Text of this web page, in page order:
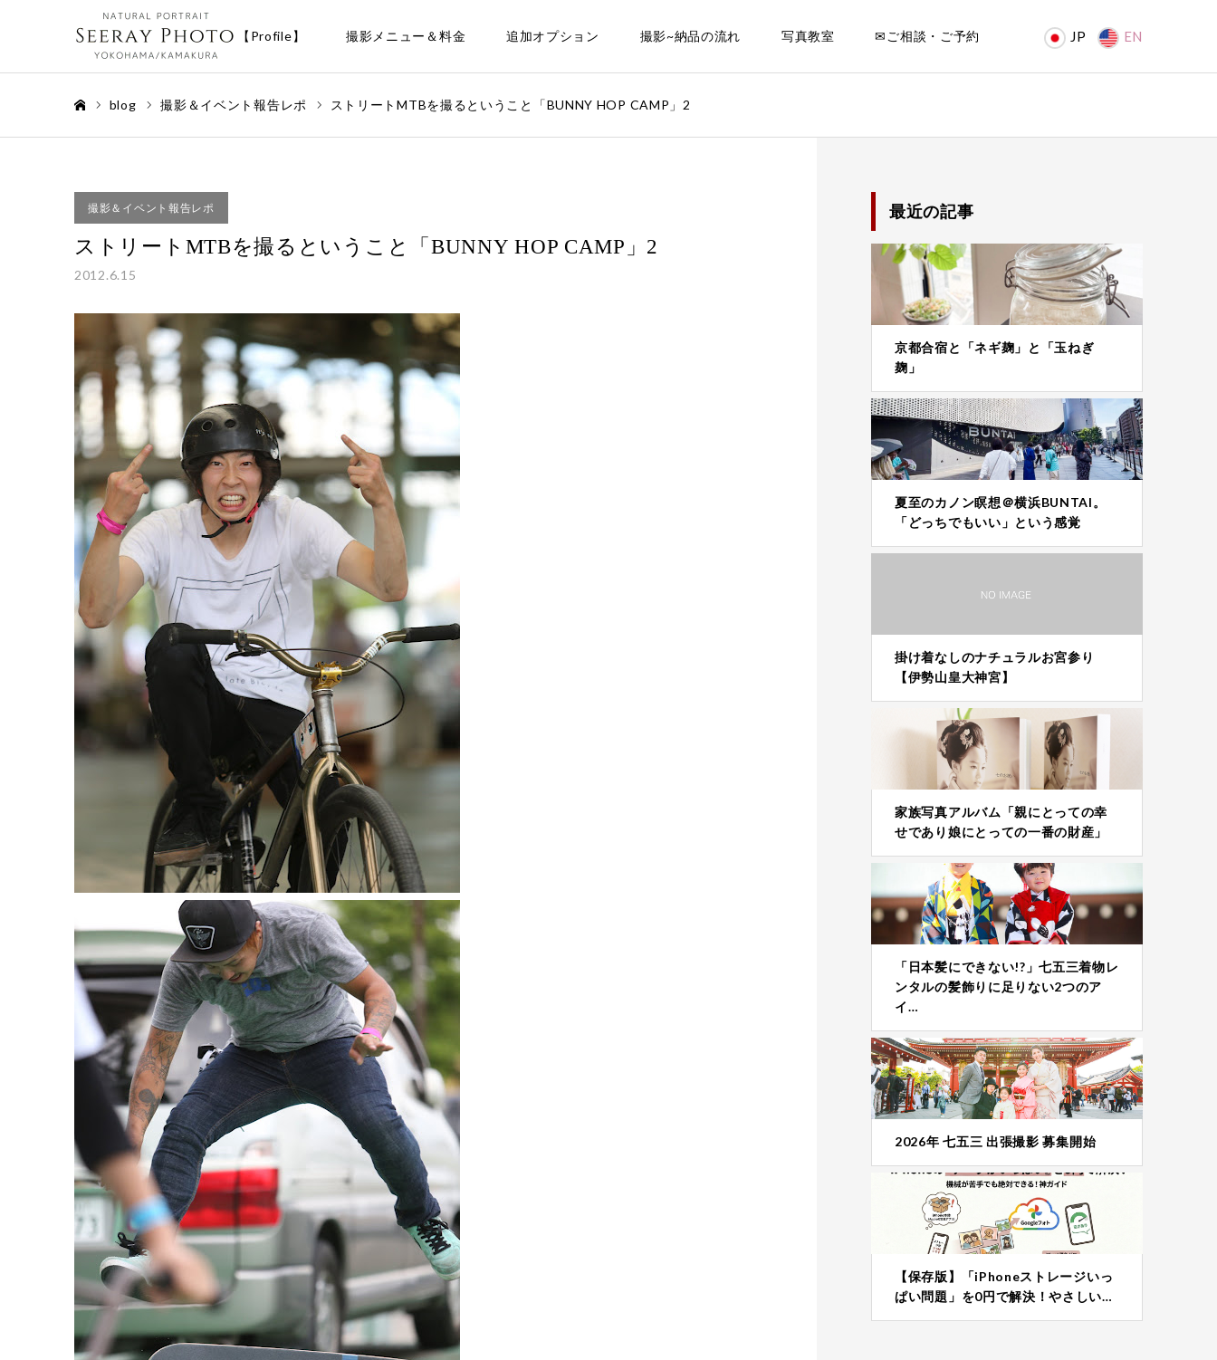
【Profile】 撮影メニュー＆料金 追加オプション 撮影~納品の流れ 写真教室 ✉ご相談・ご予約 JP EN
blog 撮影＆イベント報告レポ ストリートMTBを撮るということ「BUNNY HOP CAMP」2
撮影＆イベント報告レポ
ストリートMTBを撮るということ「BUNNY HOP CAMP」2
2012.6.15
最近の記事
京都合宿と「ネギ麹」と「玉ねぎ
麹」
夏至のカノン瞑想＠横浜BUNTAI。
「どっちでもいい」という感覚
掛け着なしのナチュラルお宮参り
【伊勢山皇大神宮】
家族写真アルバム「親にとっての幸
せであり娘にとっての一番の財産」
「日本髪にできない!?」七五三着物レ
ンタルの髪飾りに足りない2つのア
イ…
2026年 七五三 出張撮影 募集開始
【保存版】「iPhoneストレージいっ
ぱい問題」を0円で解決！やさしい…